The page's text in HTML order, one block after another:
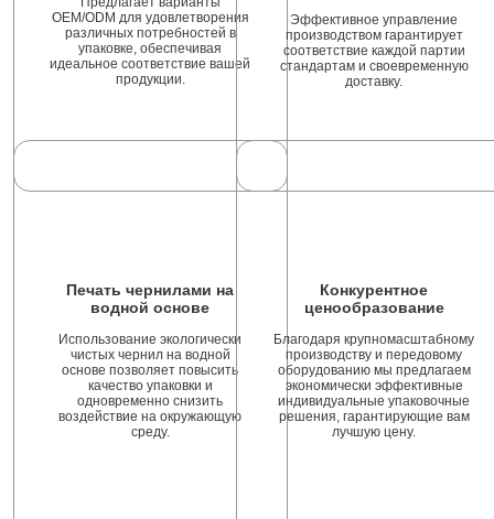
OEM/ODM для удовлетворения
различных потребностей в
упаковке, обеспечивая
идеальное соответствие вашей
продукции.
Эффективное управление
производством гарантирует
соответствие каждой партии
стандартам и своевременную
доставку.
Печать чернилами на
водной основе
Использование экологически
чистых чернил на водной
основе позволяет повысить
качество упаковки и
одновременно снизить
воздействие на окружающую
среду.
Конкурентное
ценообразование
Благодаря крупномасштабному
производству и передовому
оборудованию мы предлагаем
экономически эффективные
индивидуальные упаковочные
решения, гарантирующие вам
лучшую цену.